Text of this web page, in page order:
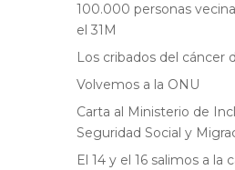
100.000 personas
el 31M
Los cribados del cáncer
Volvemos a la ONU
Carta al Ministerio de
Seguridad Social y
El 14 y el 16 salimos a la